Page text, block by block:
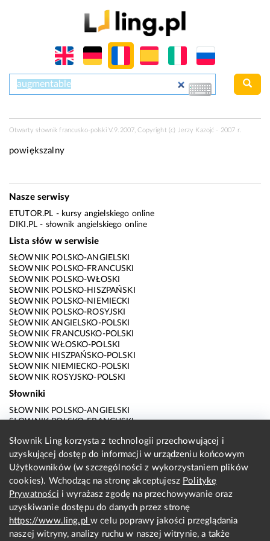
Otwarty słownik francusko-polski V.9.2007, Copyright (c) Jerzy Kazojć - 2007 r.
powiększalny
Nasze serwisy
ETUTOR.PL - kursy angielskiego online
DIKI.PL - słownik angielskiego online
Lista słów w serwisie
SŁOWNIK POLSKO-ANGIELSKI
SŁOWNIK POLSKO-FRANCUSKI
SŁOWNIK POLSKO-WŁOSKI
SŁOWNIK POLSKO-HISZPAŃSKI
SŁOWNIK POLSKO-NIEMIECKI
SŁOWNIK POLSKO-ROSYJSKI
SŁOWNIK ANGIELSKO-POLSKI
SŁOWNIK FRANCUSKO-POLSKI
SŁOWNIK WŁOSKO-POLSKI
SŁOWNIK HISZPAŃSKO-POLSKI
SŁOWNIK NIEMIECKO-POLSKI
SŁOWNIK ROSYJSKO-POLSKI
Słowniki
SŁOWNIK POLSKO-ANGIELSKI
SŁOWNIK POLSKO-FRANCUSKI
SŁOWNIK POLSKO-HISZPAŃSKI
SŁOWNIK POLSKO-NIEMIECKI
SŁOWNIK POLSKO-ROSYJSKI
SŁOWNIK ANGIELSKO-POLSKI
SŁOWNIK FRANCUSKO-POLSKI
SŁOWNIK WŁOSKO-POLSKI
SŁOWNIK HISZPAŃSKO-POLSKI
SŁOWNIK NIEMIECKO-POLSKI
SŁOWNIK ROSYJSKO-POLSKI
Słownik Ling korzysta z technologii przechowującej i
uzyskującej dostęp do informacji w urządzeniu końcowym
Użytkowników (w szczególności z wykorzystaniem plików
cookies). Wchodząc na stronę akceptujesz Politykę
Prywatności i wyrażasz zgodę na przechowywanie oraz
uzyskiwanie dostępu do danych przez stronę
https://www.ling.plw celu poprawy jakości przeglądania
naszej witryny, analizy ruchu w naszej witrynie, a także